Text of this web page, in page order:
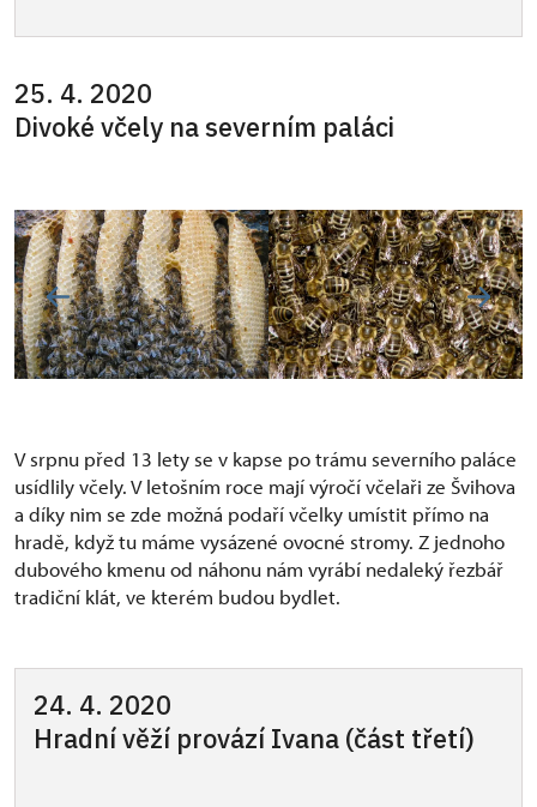
25. 4. 2020
Divoké včely na severním paláci
V srpnu před 13 lety se v kapse po trámu severního paláce
usídlily včely. V letošním roce mají výročí včelaři ze Švihova
a díky nim se zde možná podaří včelky umístit přímo na
hradě, když tu máme vysázené ovocné stromy. Z jednoho
dubového kmenu od náhonu nám vyrábí nedaleký řezbář
tradiční klát, ve kterém budou bydlet.
24. 4. 2020
Hradní věží provází Ivana (část třetí)